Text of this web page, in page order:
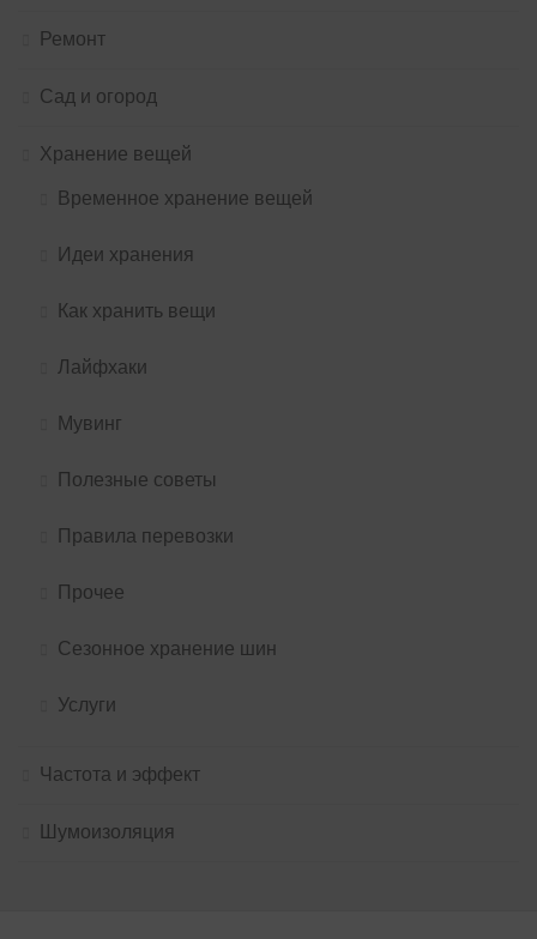
Ремонт
Сад и огород
Хранение вещей
Временное хранение вещей
Идеи хранения
Как хранить вещи
Лайфхаки
Мувинг
Полезные советы
Правила перевозки
Прочее
Сезонное хранение шин
Услуги
Частота и эффект
Шумоизоляция